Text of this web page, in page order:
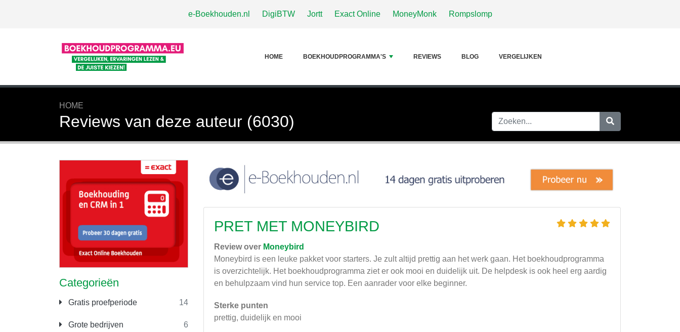
e-Boekhouden.nl DigiBTW Jortt Exact Online MoneyMonk Rompslomp
HOME BOEKHOUDPROGRAMMA'S REVIEWS BLOG VERGELIJKEN
HOME
Reviews van deze auteur (6030)
Categorieën
Gratis proefperiode 14
Grote bedrijven 6
PRET MET MONEYBIRD
Review over Moneybird
Moneybird is een leuke pakket voor starters. Je zult altijd prettig aan het werk gaan. Het boekhoudprogramma
is overzichtelijk. Het boekhoudprogramma ziet er ook mooi en duidelijk uit. De helpdesk is ook heel erg aardig
en behulpzaam vind hun service top. Een aanrader voor elke beginner.
Sterke punten
prettig, duidelijk en mooi